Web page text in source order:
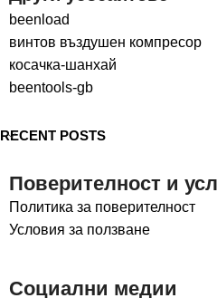
beenload
винтов въздушен компресор
косачка-шанхай
beentools-gb
RECENT POSTS
Поверителност и
Политика за поверителност
Условия за ползване
Социални медии